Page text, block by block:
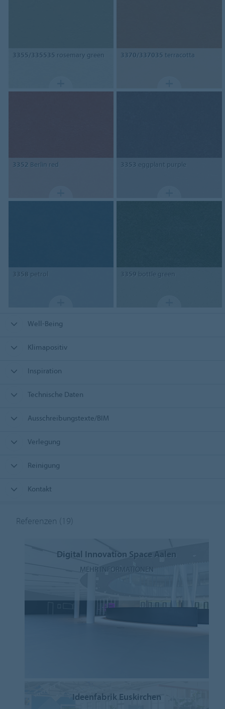
3355/335535 rosemary green 3370/337035 terracotta
3352 Berlin red 3353 eggplant purple
3358 petrol 3359 bottle green
Well-Being
Klimapositiv
Inspiration
Technische Daten
Ausschreibungstexte/BIM
Verlegung
Reinigung
Kontakt
Referenzen (19)
Digital Innovation Space Aalen
MEHR INFORMATIONEN
Ideenfabrik Euskirchen